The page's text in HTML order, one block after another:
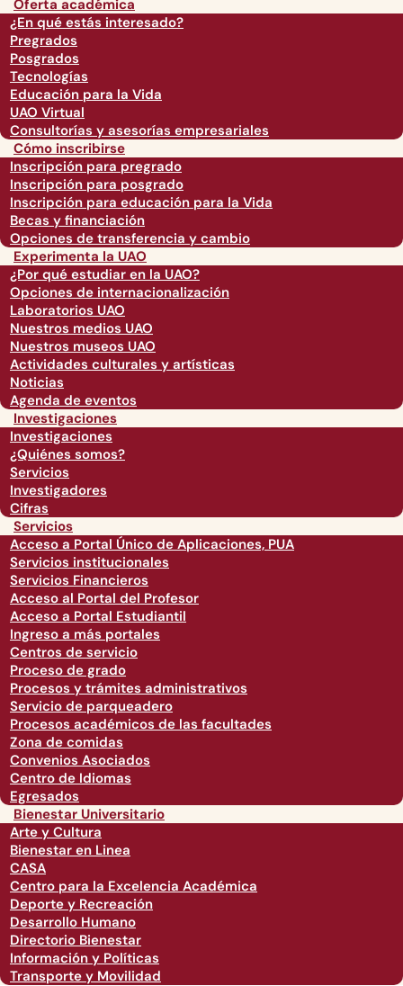
Oferta académica
¿En qué estás interesado?
Pregrados
Posgrados
Tecnologías
Educación para la Vida
UAO Virtual
Consultorías y asesorías empresariales
Cómo inscribirse
Inscripción para pregrado
Inscripción para posgrado
Inscripción para educación para la Vida
Becas y financiación
Opciones de transferencia y cambio
Experimenta la UAO
¿Por qué estudiar en la UAO?
Opciones de internacionalización
Laboratorios UAO
Nuestros medios UAO
Nuestros museos UAO
Actividades culturales y artísticas
Noticias
Agenda de eventos
Investigaciones
Investigaciones
¿Quiénes somos?
Servicios
Investigadores
Cifras
Servicios
Acceso a Portal Único de Aplicaciones, PUA
Servicios institucionales
Servicios Financieros
Acceso al Portal del Profesor
Acceso a Portal Estudiantil
Ingreso a más portales
Centros de servicio
Proceso de grado
Procesos y trámites administrativos
Servicio de parqueadero
Procesos académicos de las facultades
Zona de comidas
Convenios Asociados
Centro de Idiomas
Egresados
Bienestar Universitario
Arte y Cultura
Bienestar en Linea
CASA
Centro para la Excelencia Académica
Deporte y Recreación
Desarrollo Humano
Directorio Bienestar
Información y Políticas
Transporte y Movilidad